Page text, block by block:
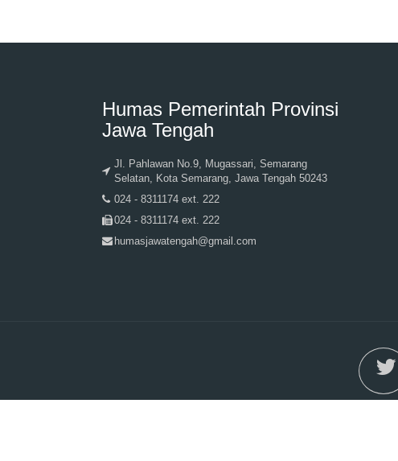
Humas Pemerintah Provinsi
Jawa Tengah
Jl. Pahlawan No.9, Mugassari, Semarang
Selatan, Kota Semarang, Jawa Tengah 50243
024 - 8311174 ext. 222
024 - 8311174 ext. 222
humasjawatengah@gmail.com